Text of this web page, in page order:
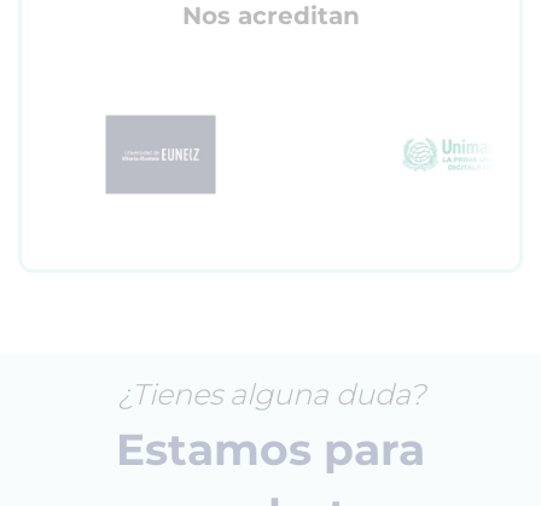
Nos acreditan
¿Tienes alguna duda?
Estamos para